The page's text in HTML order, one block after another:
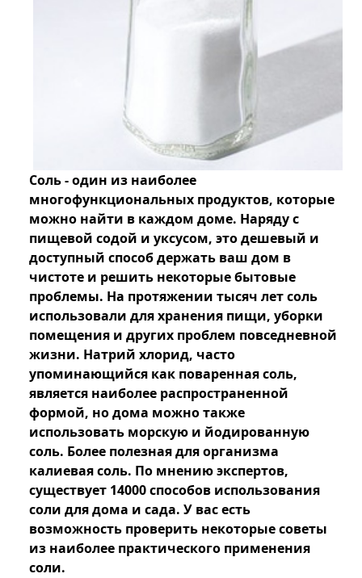
Соль - один из наиболее
многофункциональных продуктов, которые
можно найти в каждом доме. Наряду с
пищевой содой и уксусом, это дешевый и
доступный способ держать ваш дом в
чистоте и решить некоторые бытовые
проблемы. На протяжении тысяч лет соль
использовали для хранения пищи, уборки
помещения и других проблем повседневной
жизни. Натрий хлорид, часто
упоминающийся как поваренная соль,
является наиболее распространенной
формой, но дома можно также
использовать морскую и йодированную
соль. Более полезная для организма
калиевая соль. По мнению экспертов,
существует 14000 способов использования
соли для дома и сада. У вас есть
возможность проверить некоторые советы
из наиболее практического применения
соли.